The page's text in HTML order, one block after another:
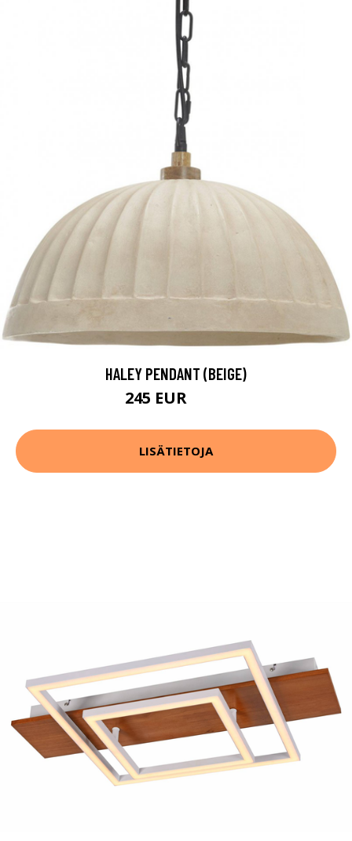
HALEY PENDANT (BEIGE)
245 EUR
LISÄTIETOJA